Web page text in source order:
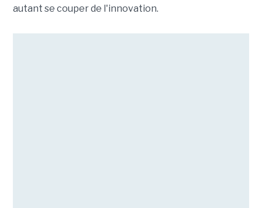
autant se couper de l'innovation.